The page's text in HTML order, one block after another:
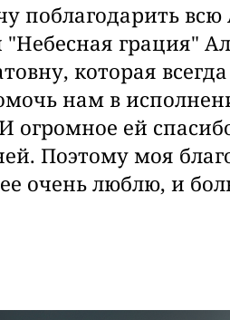
поблагодарить
"Небесная грация"
которая
нам в
огромное ей
Поэтому моя
очень люблю, и